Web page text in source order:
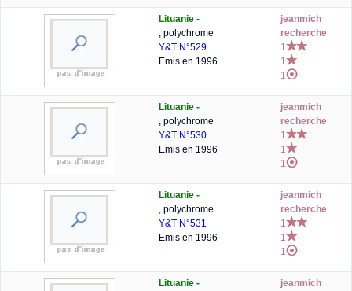
Lituanie -
, polychrome
Y&T N°529
Emis en 1996
jeanmich
recherche
1
1
1
Lituanie -
, polychrome
Y&T N°530
Emis en 1996
jeanmich
recherche
1
1
1
Lituanie -
, polychrome
Y&T N°531
Emis en 1996
jeanmich
recherche
1
1
1
Lituanie -
jeanmich